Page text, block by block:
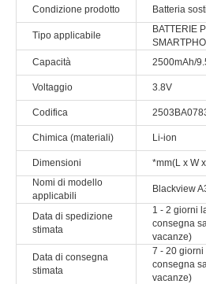
Condizione prodotto Batteria
Tipo applicabile
BATTERIE
Capacità
2500mAh/
Voltaggio 3.8V
Codifica
Chimica (materiali) Li-ion
Dimensioni
*mm(L x W
Nomi di modello
applicabili
Blackview
Data di spedizione
stimata
1 - 2 giorni
consegna
vacanze)
Data di consegna
stimata
7 - 20
consegna
vacanze)